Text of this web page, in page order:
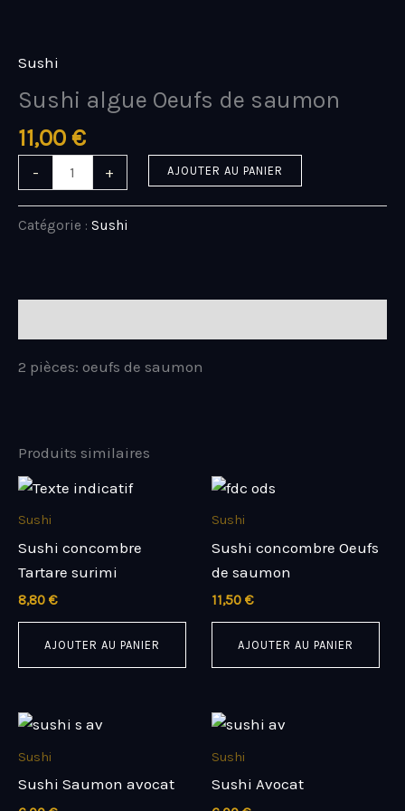
contenu
Sushi
Sushi algue Oeufs de saumon
11,00 €
-
Sushi
Oeufs
de
saumon
+
AJOUTER AU PANIER
Catégorie : Sushi
2 pièces: oeufs de saumon
Produits similaires
Sushi
Sushi concombre
Tartare surimi
8,80 €
AJOUTER AU PANIER
Sushi
Sushi concombre Oeufs
de saumon
11,50 €
AJOUTER AU PANIER
Sushi
Sushi Saumon avocat
Sushi
Sushi Avocat